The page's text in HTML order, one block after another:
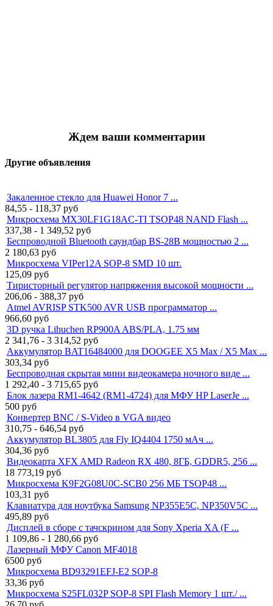
Ждем ваши комментарии
Другие объявления
Закаленное стекло для Huawei Honor 7 ...
84,55 - 118,37 руб
Микросхема MX30LF1G18AC-TI TSOP48 NAND Flash ...
337,38 - 1 349,52 руб
Беспроводной Bluetooth саундбар BS-28B мощностью 2 ...
2 180,63 руб
Микросхема VIPer12A SOP-8 SMD 10 шт.
125,09 руб
Тиристорный регулятор напряжения высокой мощности ...
206,06 - 388,37 руб
Atmel AVRISP STK500 AVR USB программатор ...
966,60 руб
3D ручка Lihuchen RP900A ABS/PLA, 1.75 мм
2 341,76 - 3 314,52 руб
Аккумулятор BAT16484000 для DOOGEE X5 Max / X5 Max ...
303,34 руб
Беспроводная скрытая мини видеокамера ночного виде ...
1 292,40 - 3 715,65 руб
Блок лазера RM1-4642 (RM1-4724) для МФУ HP LaserJe ...
500 руб
Конвертер BNC / S-Video в VGA видео
310,75 - 646,54 руб
Аккумулятор BL3805 для Fly IQ4404 1750 мАч ...
304,36 руб
Видеокарта XFX AMD Radeon RX 480, 8ГБ, GDDR5, 256 ...
18 773,19 руб
Микросхема K9F2G08U0C-SCB0 256 МБ TSOP48 ...
103,31 руб
Клавиатура для ноутбука Samsung NP355E5C, NP350V5C ...
495,89 руб
Дисплей в сборе с тачскрином для Sony Xperia XA (F ...
1 109,86 - 1 280,66 руб
Лазерный МФУ Canon MF4018
6500 руб
Микросхема BD93291EFJ-E2 SOP-8
33,36 руб
Микросхема S25FL032P SOP-8 SPI Flash Memory 1 шт./ ...